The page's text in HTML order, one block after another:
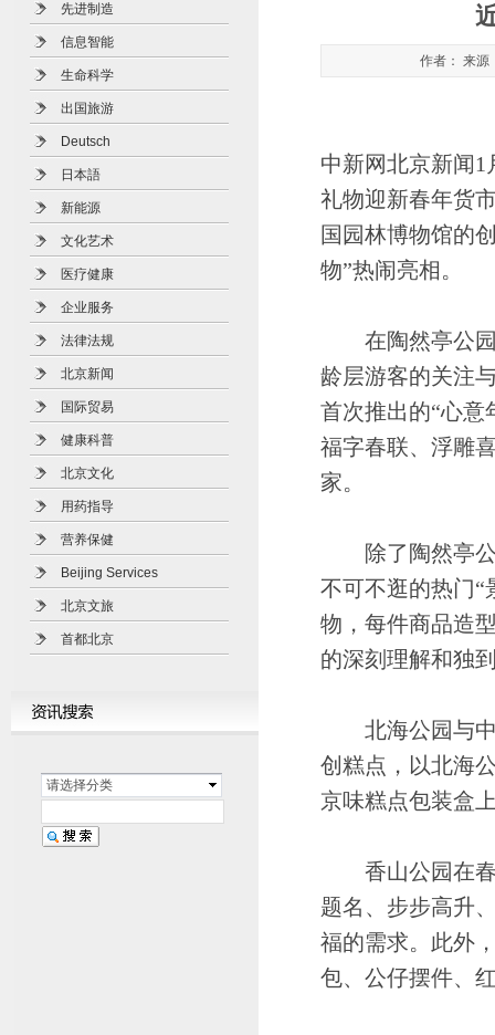
先进制造
信息智能
生命科学
出国旅游
Deutsch
日本語
新能源
文化艺术
医疗健康
企业服务
法律法规
北京新闻
国际贸易
健康科普
北京文化
用药指导
营养保健
Beijing Services
北京文旅
首都北京
请选择分类
作者： 来
中新网北京新闻1
礼物迎新春年货
国园林博物馆的
物”热闹亮相。
在陶然亭公园
龄层游客的关注
首次推出的“心意
福字春联、浮雕
家。
除了陶然亭公
不可不逛的热门“
物，每件商品造
的深刻理解和独
北海公园与中
创糕点，以北海
京味糕点包装盒
香山公园在春
题名、步步高升
福的需求。此外
包、公仔摆件、